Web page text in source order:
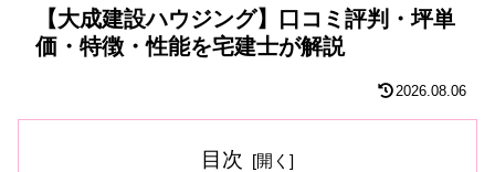
【大成建設ハウジング】口コミ評判・坪単
価・特徴・性能を宅建士が解説
2026.08.06
目次